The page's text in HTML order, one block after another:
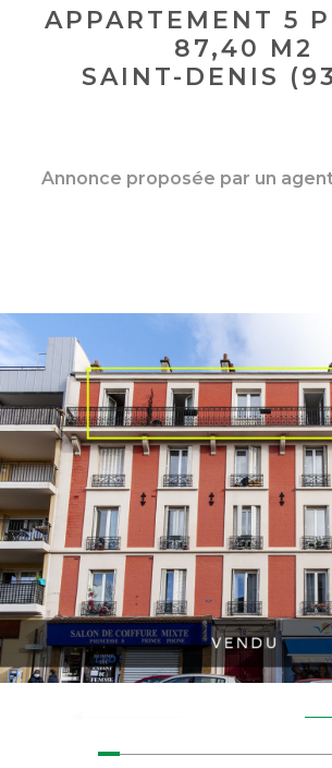
APPARTEMENT 5
87,40 M2
SAINT-DENIS
Annonce proposée par un